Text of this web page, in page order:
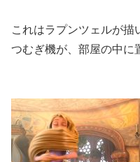
これはラプンツェルが描
つむぎ機が、部屋の中に